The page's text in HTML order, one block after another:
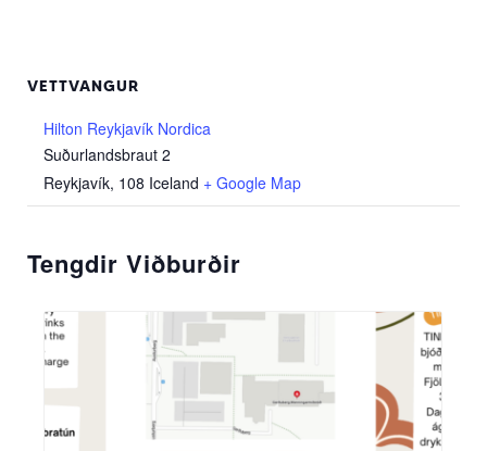
VETTVANGUR
Hilton Reykjavík Nordica
Suðurlandsbraut 2
Reykjavík, 108 Iceland + Google Map
Tengdir Viðburðir